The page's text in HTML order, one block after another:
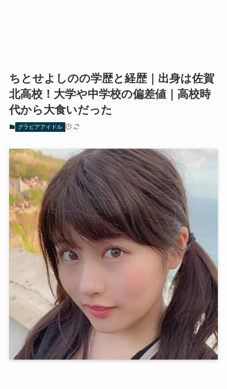
ちとせよしのの学歴と経歴｜出身は佐賀
北高校！大学や中学校の偏差値｜高校時
代から大食いだった
グラビアアイドル